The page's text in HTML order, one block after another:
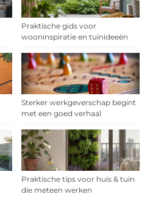
Praktische gids voor
wooninspiratie en tuinideeën
Sterker werkgeverschap begint
met een goed verhaal
Praktische tips voor huis & tuin
die meteen werken